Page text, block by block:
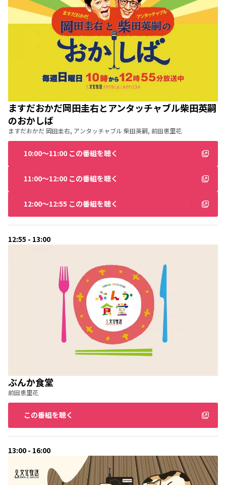
ますだおかだ岡田圭右とアンタッチャブル柴田英嗣
のおかしば
ますだおかだ 岡田圭右, アンタッチャブル 柴田英嗣, 前田恵里花
10:00〜11:00 この番組を聴く
11:00〜12:00 この番組を聴く
12:00〜12:55 この番組を聴く
12:55 - 13:00
ぶんか食堂
前田恵里花
この番組を聴く
13:00 - 16:00